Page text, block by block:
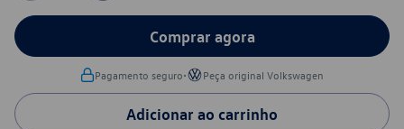
Comprar agora
Pagamento seguro• Peça original Volkswagen
Adicionar ao carrinho